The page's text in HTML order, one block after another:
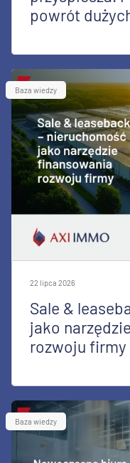
powrót
Baza wiedzy
22 lipca 2026
Sale &
jako
rozwoju firmy
Baza wiedzy